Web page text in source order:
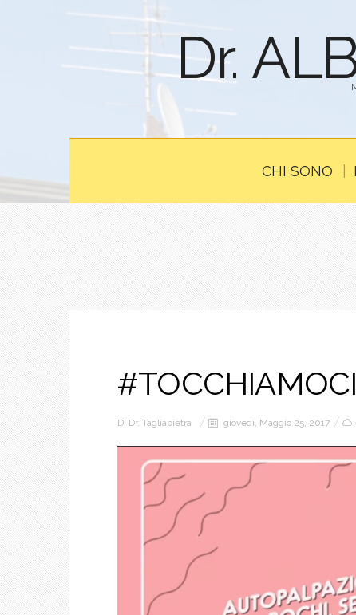
Dr.
CHI SONO
#TOCCHIAMOCI
Di Dr. Tagliapietra giovedì, Maggio 25, 2017